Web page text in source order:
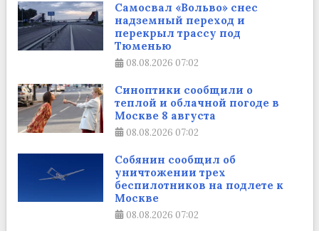
Самосвал «Вольво» снес
надземный переход и
перекрыл трассу под
Тюменью
08.08.2026 07:02
Синоптики сообщили о
теплой и облачной погоде в
Москве 8 августа
08.08.2026 07:02
Собянин сообщил об
уничтожении трех
беспилотников на подлете к
Москве
08.08.2026 07:02